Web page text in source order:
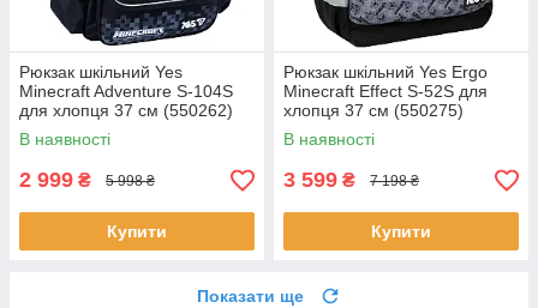
Рюкзак шкільний Yes
Minecraft Adventure S-104S
для хлопця 37 см (550262)
В наявності
2 999 ₴ 5 998 ₴
Купити
Рюкзак шкільний Yes Ergo
Minecraft Effect S-52S для
хлопця 37 см (550275)
В наявності
3 599 ₴ 7 198 ₴
Купити
Показати ще